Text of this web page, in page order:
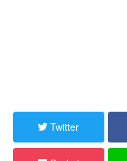
Twitter